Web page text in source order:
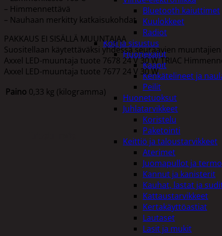
Bluetooth kaiuttimet
Kuulokkeet
Radiot
Koti ja sisustus
Huonekalut
Kaapit
Kenkätelineet ja
Peilit
Huonetuoksut
Juhlatarvikkeet
Koristelu
Paketointi
Keittiö ja taloustarvikkeet
Aterimet
Juomapullot ja
Kannut ja kanisterit
Kauhat, lastat ja
Kattaustarvikkeet
Kertakäyttöastiat
Lautaset
Lasit ja mukit
– Himmennettävä
– Nauhaan merkitty katkaisukohdat
PAKKAUS EI SISÄLLÄ MUUNTAJAA
Suositellaan käytettäväksi yhdessä seuraavien muuntajien
Axxel LED-muuntaja tuote 7678 24 V 30 W TRIAC
Axxel LED-muuntaja tuote 7677 24 V 30 W
Paino 0,33 kg (kilogramma)